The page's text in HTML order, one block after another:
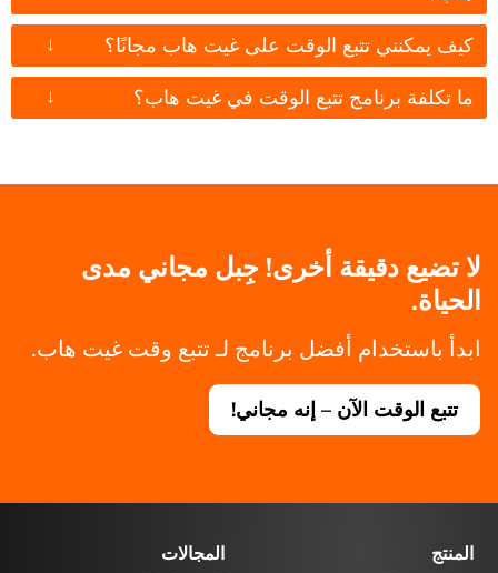
كيف يمكنني تتبع الوقت على غيت هاب مجانًا؟ ↓
ما تكلفة برنامج تتبع الوقت في غيت هاب؟ ↓
لا تضيع دقيقة أخرى! جِبل مجاني مدى
الحياة.
ابدأ باستخدام أفضل برنامج لـ تتبع وقت غيت هاب.
تتبع الوقت الآن – إنه مجاني!
المنتج
المجالات